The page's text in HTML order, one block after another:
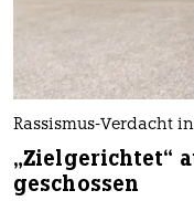
Rassismus-Verdacht
„Zielgerichtet“
geschossen